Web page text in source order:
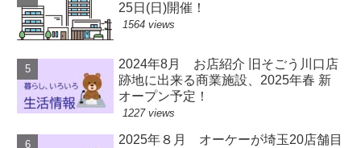
25日(日)開催！
1564 views
2024年8月 お店紹介 旧そごう川口店
跡地に出来る商業施設、2025年春 新
オープン予定！
1227 views
2025年８月 オーケーが埼玉20店舗目